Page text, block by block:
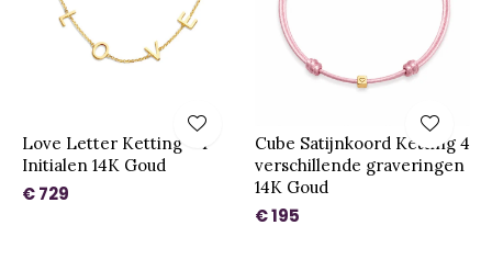
Love Letter Ketting - 4
Initialen 14K Goud
€ 729
Cube Satijnkoord Ketting 4
verschillende graveringen
14K Goud
€ 195